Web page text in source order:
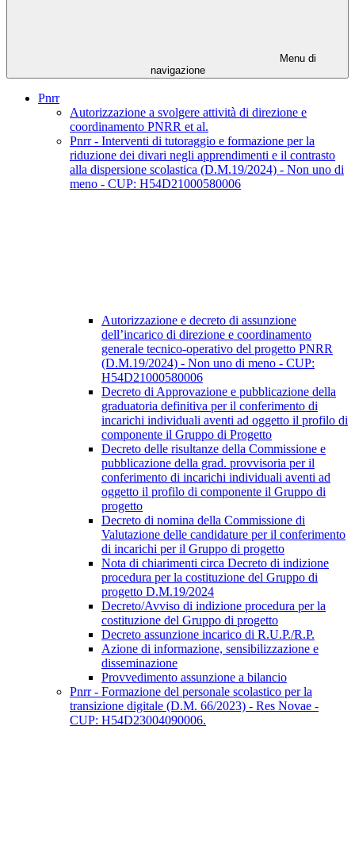
Menu di
navigazione
Pnrr
Autorizzazione a svolgere attività di direzione e
coordinamento PNRR et al.
Pnrr - Interventi di tutoraggio e formazione per la
riduzione dei divari negli apprendimenti e il contrasto
alla dispersione scolastica (D.M.19/2024) - Non uno di
meno - CUP: H54D21000580006
Autorizzazione e decreto di assunzione
dell’incarico di direzione e coordinamento
generale tecnico-operativo del progetto PNRR
(D.M.19/2024) - Non uno di meno - CUP:
H54D21000580006
Decreto di Approvazione e pubblicazione della
graduatoria definitiva per il conferimento di
incarichi individuali aventi ad oggetto il profilo di
componente il Gruppo di Progetto
Decreto delle risultanze della Commissione e
pubblicazione della grad. provvisoria per il
conferimento di incarichi individuali aventi ad
oggetto il profilo di componente il Gruppo di
progetto
Decreto di nomina della Commissione di
Valutazione delle candidature per il conferimento
di incarichi per il Gruppo di progetto
Nota di chiarimenti circa Decreto di indizione
procedura per la costituzione del Gruppo di
progetto D.M.19/2024
Decreto/Avviso di indizione procedura per la
costituzione del Gruppo di progetto
Decreto assunzione incarico di R.U.P./R.P.
Azione di informazione, sensibilizzazione e
disseminazione
Provvedimento assunzione a bilancio
Pnrr - Formazione del personale scolastico per la
transizione digitale (D.M. 66/2023) - Res Novae -
CUP: H54D23004090006.